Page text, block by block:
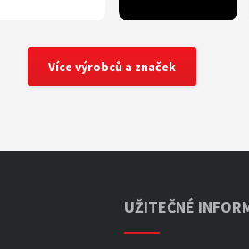
Více výrobců a značek
UŽITEČNÉ